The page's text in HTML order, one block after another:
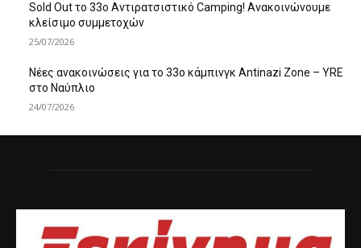
Sold Out το 33ο Αντιρατσιστικό Camping! Ανακοινώνουμε
κλείσιμο συμμετοχών
25/07/2026
Νέες ανακοινώσεις για το 33ο κάμπινγκ Antinazi Zone – YRE
στο Ναύπλιο
24/07/2026